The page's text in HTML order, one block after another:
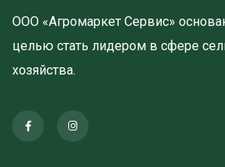
ООО «Агромаркет Сервис»
целью стать лидером в сфере
хозяйства.